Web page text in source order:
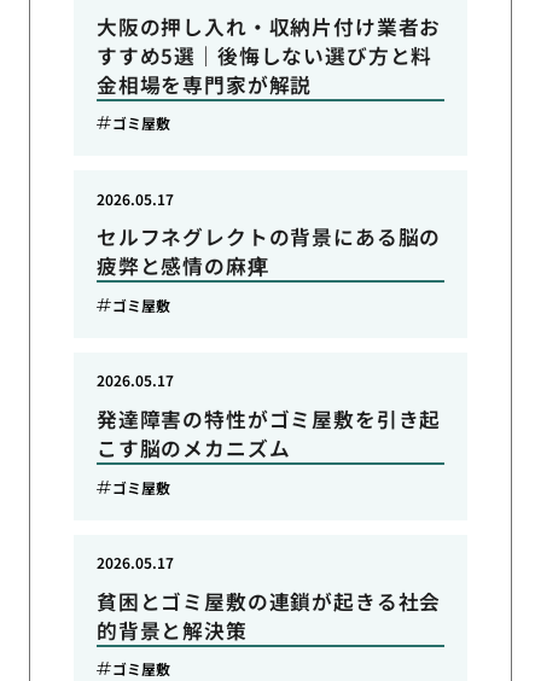
大阪の押し入れ・収納片付け業者お
すすめ5選｜後悔しない選び方と料
金相場を専門家が解説
ゴミ屋敷
セルフネグレクトの背景にある脳の
疲弊と感情の麻痺
2026.05.17
ゴミ屋敷
発達障害の特性がゴミ屋敷を引き起
こす脳のメカニズム
2026.05.17
ゴミ屋敷
貧困とゴミ屋敷の連鎖が起きる社会
的背景と解決策
2026.05.17
ゴミ屋敷